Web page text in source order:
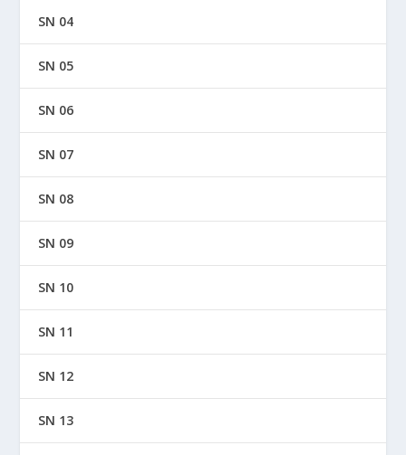
SN 04
SN 05
SN 06
SN 07
SN 08
SN 09
SN 10
SN 11
SN 12
SN 13